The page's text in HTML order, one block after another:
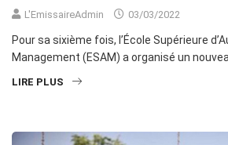
L'EmissaireAdmin 03/03/2022
Pour sa sixième fois, l’École Supérieure
Management (ESAM) a organisé un
LIRE PLUS